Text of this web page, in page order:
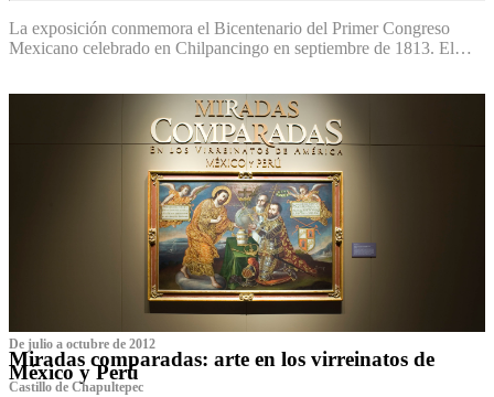
La exposición conmemora el Bicentenario del Primer Congreso
Mexicano celebrado en Chilpancingo en septiembre de 1813. El…
De julio a octubre de 2012
Miradas comparadas: arte en los virreinatos de
México y Perú
Castillo de Chapultepec